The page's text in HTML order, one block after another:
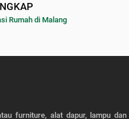
Rumah di Malang
furniture, alat dapur, lampu dan